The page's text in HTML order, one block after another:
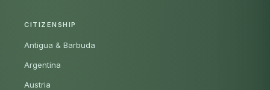
CITIZENSHIP
Antigua & Barbuda
Argentina
Austria